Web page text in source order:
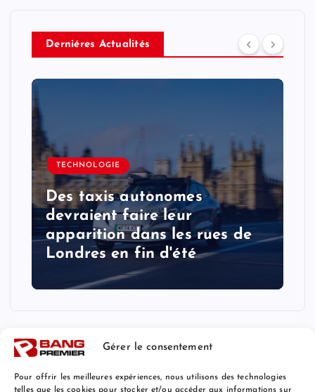
Gérer le consentement
Pour offrir les meilleures expériences, nous utilisons des technologies
telles que les cookies pour stocker et/ou accéder aux informations sur
Derniéres Actualités
TECHNOLOGIE
Des taxis autonomes
devraient faire leur
apparition dans les rues de
Londres en fin d'été